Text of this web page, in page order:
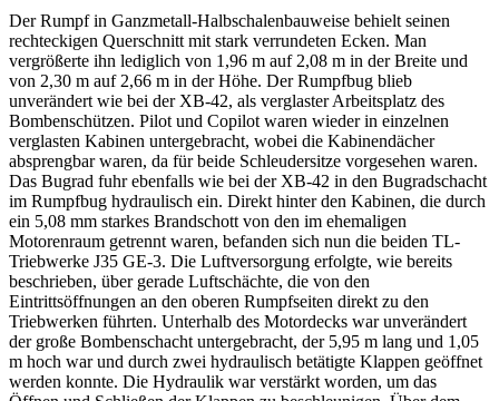
Der Rumpf in Ganzmetall-Halbschalenbauweise behielt seinen
rechteckigen Querschnitt mit stark verrundeten Ecken. Man
vergrößerte ihn lediglich von 1,96 m auf 2,08 m in der Breite und
von 2,30 m auf 2,66 m in der Höhe. Der Rumpfbug blieb
unverändert wie bei der XB-42, als verglaster Arbeitsplatz des
Bombenschützen. Pilot und Copilot waren wieder in einzelnen
verglasten Kabinen untergebracht, wobei die Kabinendächer
absprengbar waren, da für beide Schleudersitze vorgesehen waren.
Das Bugrad fuhr ebenfalls wie bei der XB-42 in den Bugradschacht
im Rumpfbug hydraulisch ein. Direkt hinter den Kabinen, die durch
ein 5,08 mm starkes Brandschott von den im ehemaligen
Motorenraum getrennt waren, befanden sich nun die beiden TL-
Triebwerke J35 GE-3. Die Luftversorgung erfolgte, wie bereits
beschrieben, über gerade Luftschächte, die von den
Eintrittsöffnungen an den oberen Rumpfseiten direkt zu den
Triebwerken führten. Unterhalb des Motordecks war unverändert
der große Bombenschacht untergebracht, der 5,95 m lang und 1,05
m hoch war und durch zwei hydraulisch betätigte Klappen geöffnet
werden konnte. Die Hydraulik war verstärkt worden, um das